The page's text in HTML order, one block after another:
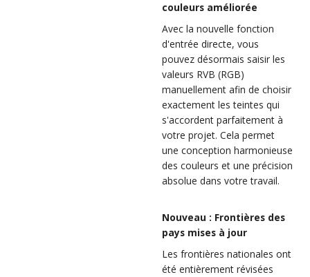
couleurs améliorée
Avec la nouvelle fonction
d'entrée directe, vous
pouvez désormais saisir les
valeurs RVB (RGB)
manuellement afin de choisir
exactement les teintes qui
s'accordent parfaitement à
votre projet. Cela permet
une conception harmonieuse
des couleurs et une précision
absolue dans votre travail.
Nouveau : Frontières des
pays mises à jour
Les frontières nationales ont
été entièrement révisées